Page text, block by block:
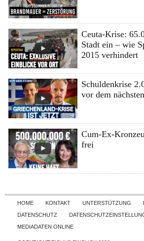
Ceuta-Krise:
Stadt ein – wie
2015 verhindert
Schuldenkrise
vor dem
Cum-Ex-
frei
Skip to
HOME KONTAKT UNTERSTÜTZUNG
DATENSCHUTZ
MEDIADATEN ONLINE